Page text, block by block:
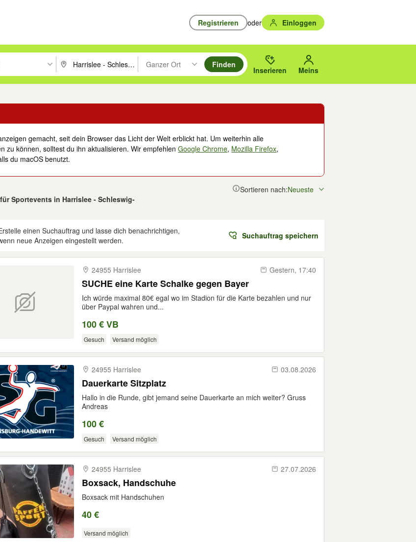
Registrieren oder Einloggen
suchen, oder Vorschläge mit den Pfeiltasten nach oben/unten durchsuchen und mit Eingabetaste auswählen.
PLZ oder Ort eingeben. Eingabetaste drücken um zu suchen, oder Vorschläge mit den Pfeiltasten nach oben/
Ganzer Ort
Suche im Umkreis des gewählten Orts oder PLZ.
Finden
Inserieren Meins
gemacht, seit dein Browser das Licht der Welt erblickt hat. Um weiterhin alle
zu können, solltest du ihn aktualisieren. Wir empfehlenGoogle Chrome, Mozilla Firefox,
du macOS benutzt.
Sportevents in Harrislee - Schleswig-
Sortieren nach:Neueste
einen Suchauftrag und lasse dich benachrichtigen,
neue Anzeigen eingestellt werden.
Suchauftrag speichern
24955 Harrislee
Gestern, 17:40
SUCHE eine Karte Schalke gegen Bayer
Ich würde maximal 80€ egal wo im Stadion für die Karte bezahlen und nur
über Paypal wahren und...
100 € VB
Gesuch Versand möglich
24955 Harrislee 03.08.2026
Dauerkarte Sitzplatz
Hallo in die Runde, gibt jemand seine Dauerkarte an mich weiter? Gruss
Andreas
100 €
Gesuch Versand möglich
24955 Harrislee 27.07.2026
Boxsack, Handschuhe
Boxsack mit Handschuhen
40 €
Versand möglich